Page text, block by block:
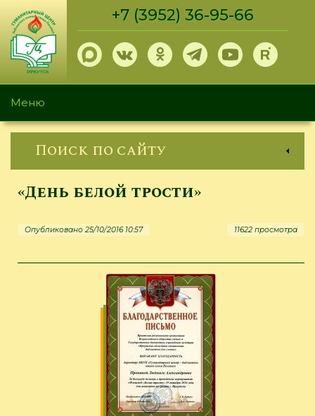
Перейти
основному
содержанию
+7 (3952) 36-95-66
Меню
Поиск по сайту
«День белой трости»
Опубликовано 25/10/2016 10:57 11622 просмотра